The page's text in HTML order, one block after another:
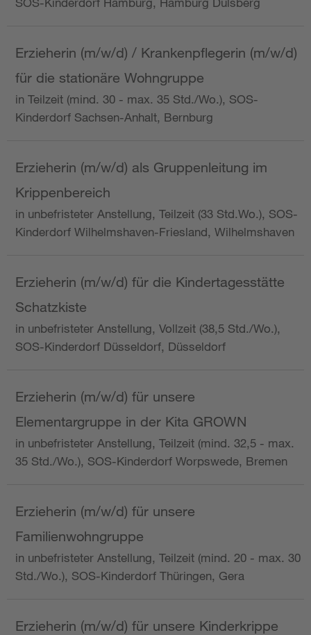
Erzieherin (m/w/d) / Krankenpflegerin (m/w/d)
für die stationäre Wohngruppe
in Teilzeit (mind. 30 - max. 35 Std./Wo.), SOS-
Kinderdorf Sachsen-Anhalt, Bernburg
Erzieherin (m/w/d) als Gruppenleitung im
Krippenbereich
in unbefristeter Anstellung, Teilzeit (33 Std.Wo.), SOS-
Kinderdorf Wilhelmshaven-Friesland, Wilhelmshaven
Erzieherin (m/w/d) für die Kindertagesstätte
Schatzkiste
in unbefristeter Anstellung, Vollzeit (38,5 Std./Wo.),
SOS-Kinderdorf Düsseldorf, Düsseldorf
Erzieherin (m/w/d) für unsere
Elementargruppe in der Kita GROWN
in unbefristeter Anstellung, Teilzeit (mind. 32,5 - max.
35 Std./Wo.), SOS-Kinderdorf Worpswede, Bremen
Erzieherin (m/w/d) für unsere
Familienwohngruppe
in unbefristeter Anstellung, Teilzeit (mind. 20 - max. 30
Std./Wo.), SOS-Kinderdorf Thüringen, Gera
Erzieherin (m/w/d) für unsere Kinderkrippe